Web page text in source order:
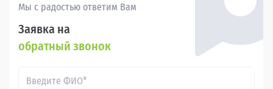
Мы с радостью ответим Вам
Заявка на
обратный звонок